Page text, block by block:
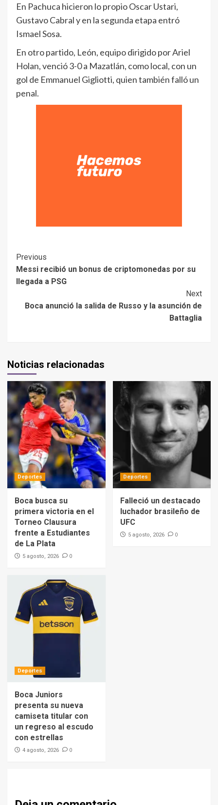
En Pachuca hicieron lo propio Oscar Ustari,
Gustavo Cabral y en la segunda etapa entró
Ismael Sosa.
En otro partido, León, equipo dirigido por Ariel
Holan, venció 3-0 a Mazatlán, como local, con un
gol de Emmanuel Gigliotti, quien también falló un
penal.
Previous
Messi recibió un bonus de criptomonedas por su
llegada a PSG
Next
Boca anunció la salida de Russo y la asunción de
Battaglia
Noticias relacionadas
Deportes
Boca busca su
primera victoria en el
Torneo Clausura
frente a Estudiantes
de La Plata
5 agosto, 2026 0
Deportes
Falleció un destacado
luchador brasileño de
UFC
5 agosto, 2026 0
Deportes
Boca Juniors
presenta su nueva
camiseta titular con
un regreso al escudo
con estrellas
4 agosto, 2026 0